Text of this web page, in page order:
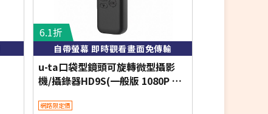
6.1折
自帶螢幕 即時觀看畫面免傳輸
u-ta口袋型鏡頭可旋轉微型攝影
機/攝錄器HD9S(一般版 1080P 白
網路限定價